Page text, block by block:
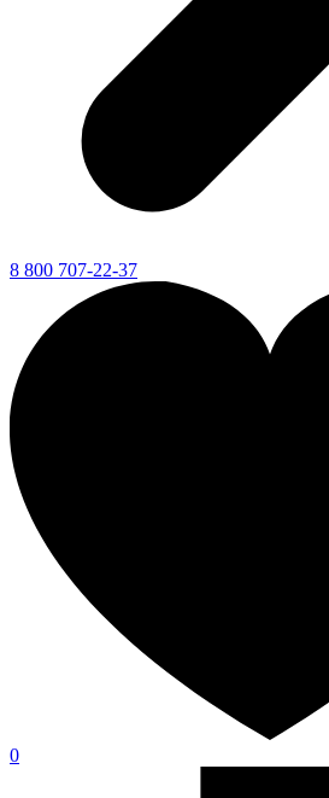
8 800 707-22-37
0